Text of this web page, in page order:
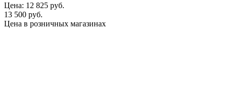
Цена: 12 825 руб.
13 500 руб.
Цена в розничных магазинах